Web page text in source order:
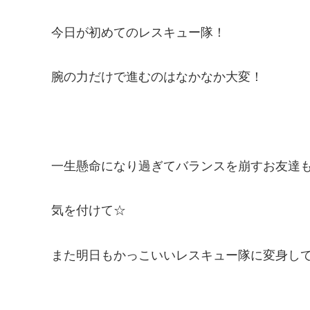
今日が初めてのレスキュー隊！
腕の力だけで進むのはなかなか大変！
一生懸命になり過ぎてバランスを崩すお友達も
気を付けて☆
また明日もかっこいいレスキュー隊に変身し